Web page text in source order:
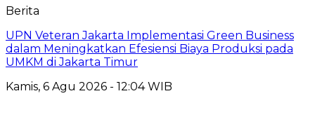
Berita
UPN Veteran Jakarta Implementasi Green Business
dalam Meningkatkan Efesiensi Biaya Produksi pada
UMKM di Jakarta Timur
Kamis, 6 Agu 2026 - 12:04 WIB